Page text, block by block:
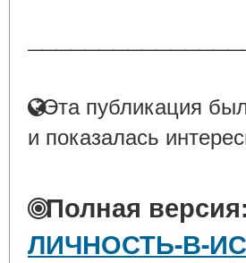
Эта публикация
и показалась
Полная версия:
ЛИЧНОСТЬ-В-